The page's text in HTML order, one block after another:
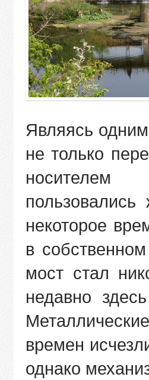
Являясь
не только
носителем
некоторое
в
мост стал
недавно
времен
однако